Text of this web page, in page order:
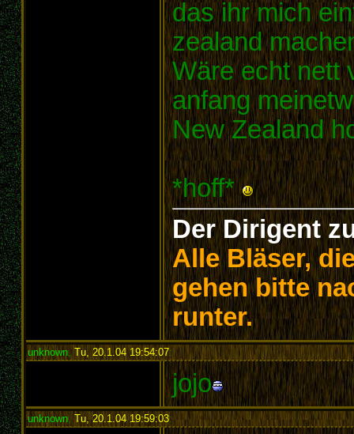
das ihr mich
zealand
Wäre echt nett
anfang
New Zealand
*hoff*
Der Dirigent
Alle Bläser,
gehen bitte
runter.
unknown,Tu, 20.1.04 19:54:07:
jojo
unknown, Tu, 20.1.04 19:59:03: